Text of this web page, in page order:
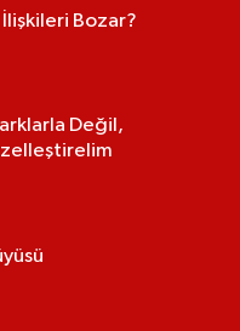
İlişkileri Bozar?
Değil,